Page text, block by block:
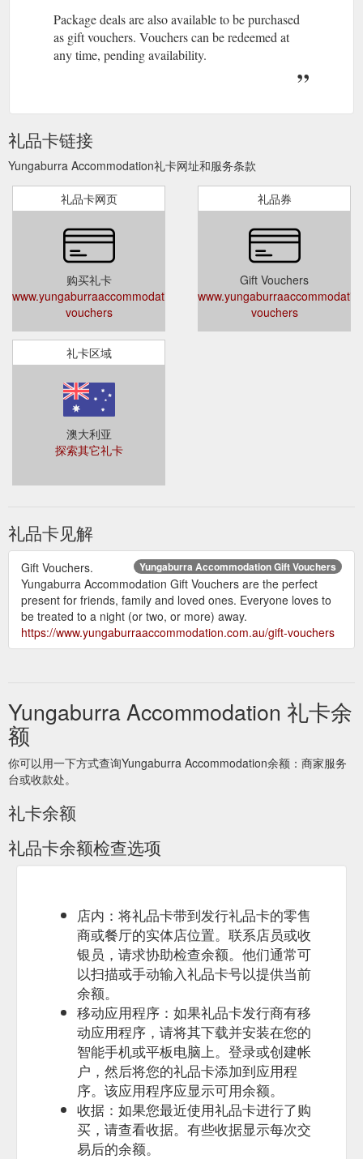
Package deals are also available to be purchased
as gift vouchers. Vouchers can be redeemed at
any time, pending availability.
礼品卡链接
Yungaburra Accommodation礼卡网址和服务条款
礼品卡网页
购买礼卡
www.yungaburraaccommodation.com.au/gift-
vouchers
礼品券
Gift Vouchers
vouchers
礼卡区域
澳大利亚
探索其它礼卡
礼品卡见解
Yungaburra Accommodation Gift Vouchers
Gift Vouchers.
Yungaburra Accommodation Gift Vouchers are the perfect
present for friends, family and loved ones. Everyone loves to
be treated to a night (or two, or more) away.
https://www.yungaburraaccommodation.com.au/gift-vouchers
Yungaburra Accommodation 礼卡余
额
你可以用一下方式查询Yungaburra Accommodation余额：商家服务
台或收款处。
礼卡余额
礼品卡余额检查选项
店内：将礼品卡带到发行礼品卡的零售
商或餐厅的实体店位置。联系店员或收
银员，请求协助检查余额。他们通常可
以扫描或手动输入礼品卡号以提供当前
余额。
移动应用程序：如果礼品卡发行商有移
动应用程序，请将其下载并安装在您的
智能手机或平板电脑上。登录或创建帐
户，然后将您的礼品卡添加到应用程
序。该应用程序应显示可用余额。
收据：如果您最近使用礼品卡进行了购
买，请查看收据。有些收据显示每次交
易后的余额。